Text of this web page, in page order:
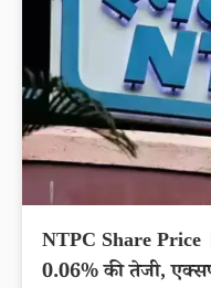
NTPC Share Price
0.06% की तेजी,